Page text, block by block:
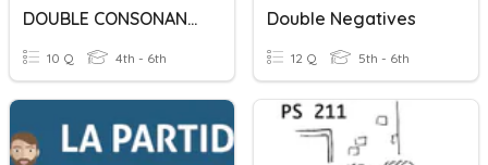
DOUBLE CONSONANTS: LL
10 Q 4th - 6th
Double Negatives
12 Q 5th - 6th